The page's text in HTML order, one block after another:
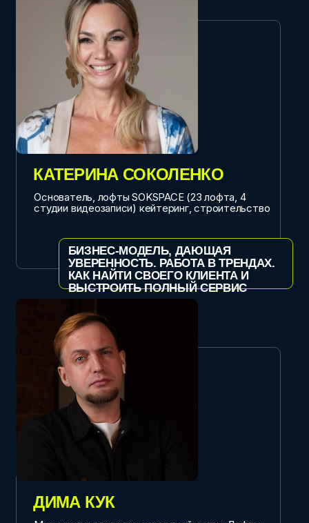
ВЧЕРА?”
Президент Национальной Ассоциации
событийного туризма и премии
«Многогранность»
ОБЩИЕ ИНТЕРЕСЫ ВЛАДЕЛЬЦЕВ
ПЛОЩАДОК И ОРГАНИЗАТОРОВ В
КРЕАТИВНОЙ ИНДУСТРИИ
ЮЛИЯ ЖОЛЯ
Основатель и владелец платформы «Полигон»